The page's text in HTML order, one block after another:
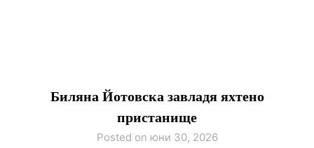
Биляна Йотовска завладя яхтено
пристанище
Posted on юни 30, 2026